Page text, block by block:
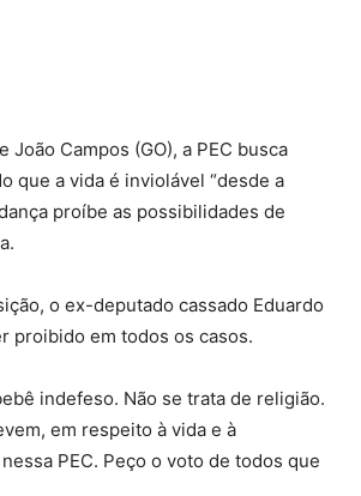
Campos (GO), a PEC busca
que a vida é inviolável “desde a
proíbe as possibilidades de
o ex-deputado cassado Eduardo
proibido em todos os casos.
indefeso. Não se trata de religião.
em respeito à vida e à
PEC. Peço o voto de todos que